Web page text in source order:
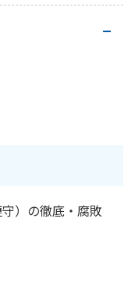
推進
）の徹底・腐敗